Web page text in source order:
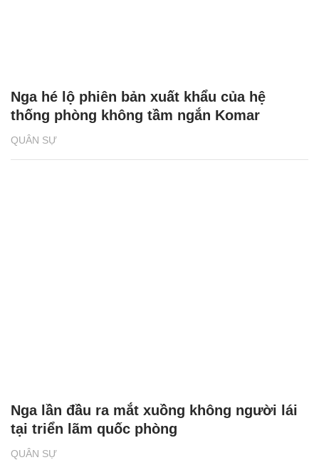
QUÂN SỰ
Nga hé lộ phiên bản xuất khẩu của hệ
thống phòng không tầm ngắn Komar
QUÂN SỰ
Nga lần đầu ra mắt xuồng không người lái
tại triển lãm quốc phòng